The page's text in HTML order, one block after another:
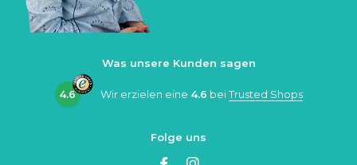
Was unsere Kunden sagen
4.6 Wir erzielen eine 4.6 beiTrusted Shops
Folge uns